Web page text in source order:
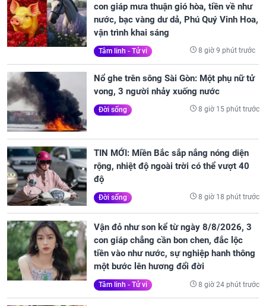
con giáp mưa thuận gió hòa, tiền về như
nước, bạc vàng dư dả, Phú Quý Vinh Hoa,
vận trình khai sáng
Tâm linh - Tử vi 8 giờ 9 phút trước
Nổ ghe trên sông Sài Gòn: Một phụ nữ tử
vong, 3 người nhảy xuống nước
Đời sống 8 giờ 15 phút trước
TIN MỚI: Miền Bắc sắp nắng nóng diện
rộng, nhiệt độ ngoài trời có thể vượt 40
độ
Đời sống 8 giờ 18 phút trước
Vận đỏ như son kể từ ngày 8/8/2026, 3
con giáp chẳng cần bon chen, đắc lộc
tiền vào như nước, sự nghiệp hanh thông
một bước lên hương đổi đời
Tâm linh - Tử vi 8 giờ 24 phút trước